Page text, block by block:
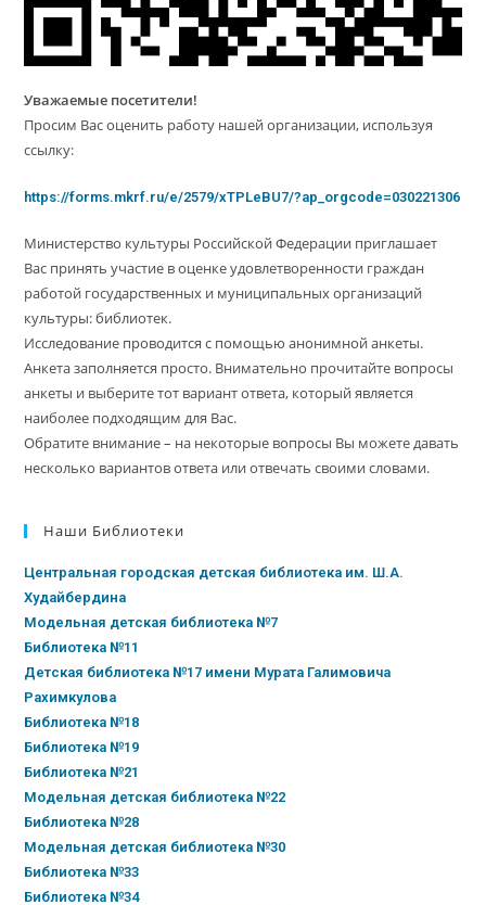
Уважаемые посетители!
Просим Вас оценить работу нашей организации, используя
ссылку:
https://forms.mkrf.ru/e/2579/xTPLeBU7/?ap_orgcode=030221306
Министерство культуры Российской Федерации приглашает
Вас принять участие в оценке удовлетворенности граждан
работой государственных и муниципальных организаций
культуры: библиотек.
Исследование проводится с помощью анонимной анкеты.
Анкета заполняется просто. Внимательно прочитайте вопросы
анкеты и выберите тот вариант ответа, который является
наиболее подходящим для Вас.
Обратите внимание – на некоторые вопросы Вы можете давать
несколько вариантов ответа или отвечать своими словами.
Наши Библиотеки
Центральная городская детская библиотека им. Ш.А.
Худайбердина
Модельная детская библиотека №7
Библиотека №11
Детская библиотека №17 имени Мурата Галимовича
Рахимкулова
Библиотека №18
Библиотека №19
Библиотека №21
Модельная детская библиотека №22
Библиотека №28
Модельная детская библиотека №30
Библиотека №33
Библиотека №34